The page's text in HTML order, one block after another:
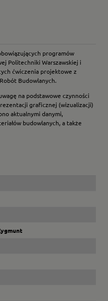
programów
Politechniki Warszawskiej i
ćwiczenia projektowe z
Budowlanych.
na podstawowe czynności
graficznej (wizualizacji)
aktualnymi danymi,
budowlanych, a także